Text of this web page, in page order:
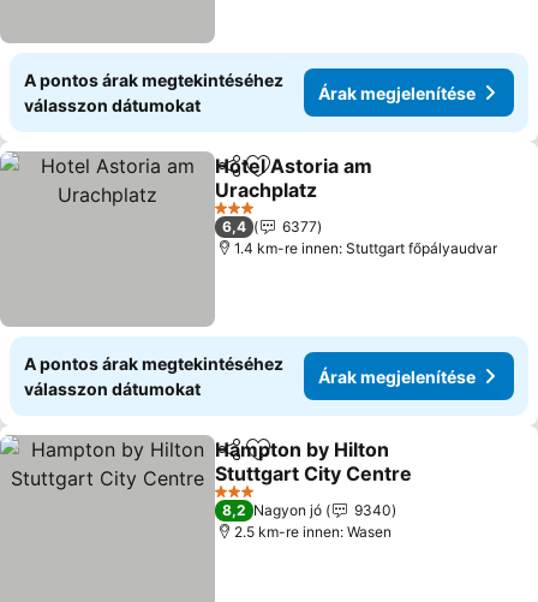
A pontos árak megtekintéséhez
válasszon dátumokat
Árak megjelenítése
Megosztás
Hozzáadás a kedvencekhez
Hotel Astoria am
Urachplatz
3 Kategória
6,4
6377
1.4 km-re innen: Stuttgart főpályaudvar
A pontos árak megtekintéséhez
válasszon dátumokat
Árak megjelenítése
MegosztásHozzáadás a kedvencekhez
Hampton by Hilton
Stuttgart City Centre
3 Kategória
8,2 Nagyon jó
9340
2.5 km-re innen: Wasen